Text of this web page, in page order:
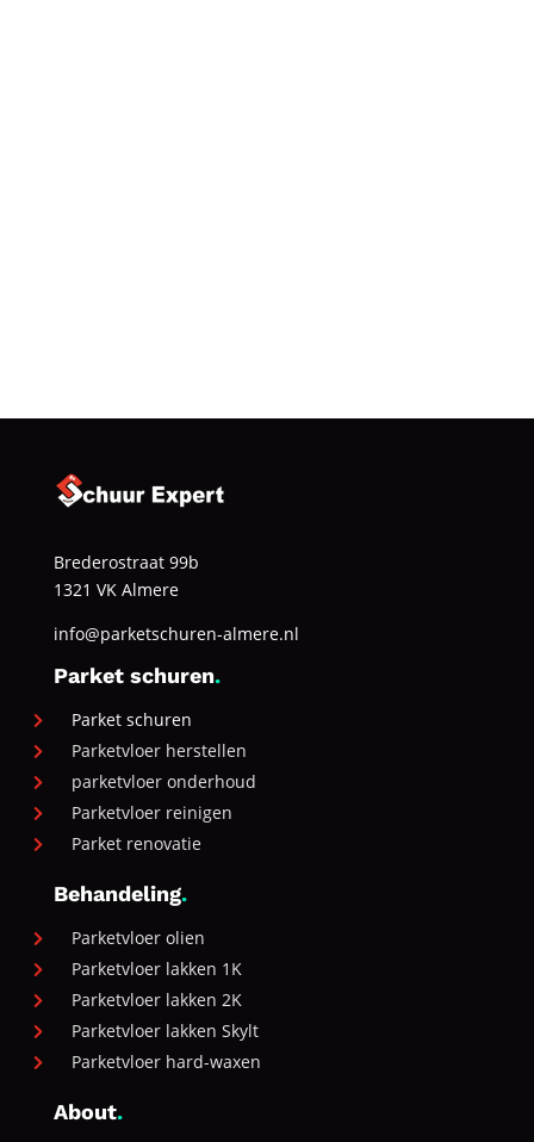
Brederostraat 99b
1321 VK Almere
info@parketschuren-almere.nl
Parket schuren.
 Parket schuren
 Parketvloer herstellen
 parketvloer onderhoud
 Parketvloer reinigen
 Parket renovatie
Behandeling.
 Parketvloer olien
 Parketvloer lakken 1K
 Parketvloer lakken 2K
 Parketvloer lakken Skylt
 Parketvloer hard-waxen
About.